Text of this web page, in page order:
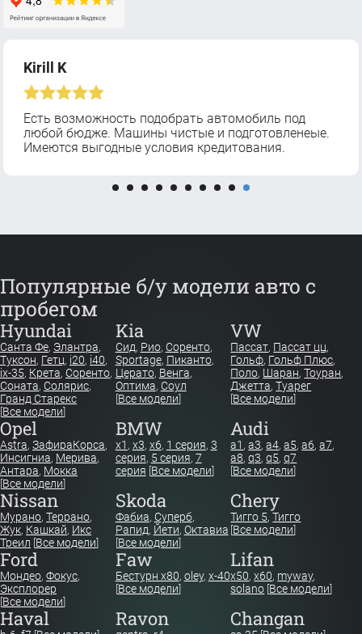
Kirill K
Есть возможность подобрать автомобиль под
любой бюдже. Машины чистые и подготовленеые.
Имеются выгодные условия кредитования.
Популярные б/у модели авто с
пробегом
Hyundai
Санта Фе, Элантра,
Туксон, Гетц, i20, i40,
ix-35, Крета, Соренто,
Соната, Солярис,
Гранд Старекс
[Все модели]
Kia
Сид, Рио, Соренто,
Sportage, Пиканто,
Церато, Венга,
Оптима, Соул
[Все модели]
VW
Пассат, Пассат цц,
Гольф, Гольф Плюс,
Поло, Шаран,Тоуран,
Джетта,Туарег
[Все модели]
Opel
Astra, ЗафираКорса,
Инсигниа, Мерива,
Антара, Мокка
[Все модели]
BMW
x1 , x3, x6, 1 серия, 3
серия, 5 серия, 7
серия [Все модели]
Audi
a1 ,a3,a4,a5,a6,a7,
a8,q3,q5,q7
[Все модели]
Nissan
Мурано, Террано,
Жук, Кашкай, Икс
Треил [Все модели]
Skoda
Фабиа, Суперб,
Рапид, Йети, Октавиа
[Все модели]
Chery
Тигго 5,Тигго
[Все модели]
Ford
Мондео, Фокус,
Эксплорер
[Все модели]
Faw
Бестурн х80, oley, x-40
[Все модели]
Lifan
x50,x60, myway,
solano [Все модели]
Haval Ravon Changan